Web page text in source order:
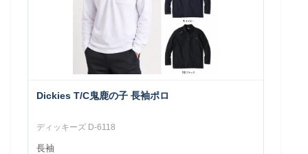
Dickies T/C鬼鹿の子 長袖ポロ
ディッキーズ D-6118
長袖